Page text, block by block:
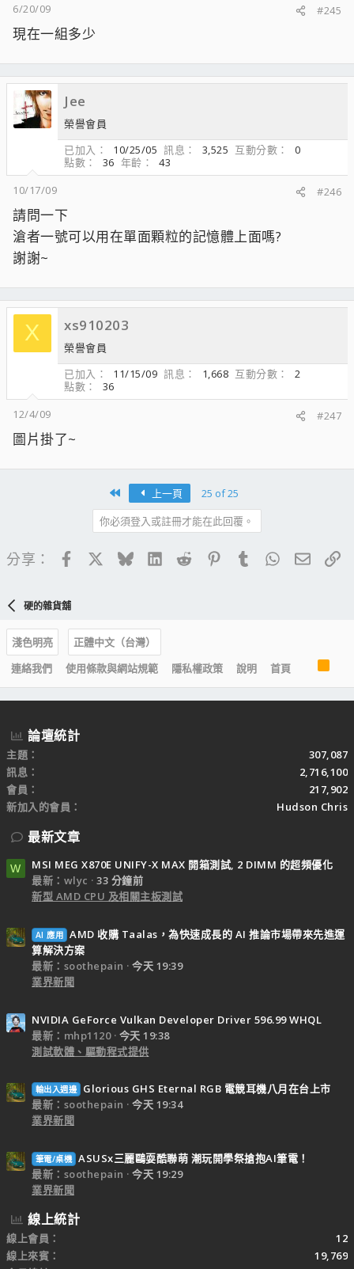
6/20/09
#245
現在一組多少
Jee
榮譽會員
已加入
10/25/05 訊息 3,525 互動分數
0
點數
36 年齡
43
10/17/09
#246
請問一下
滄者一號可以用在單面顆粒的記憶體上面嗎?
謝謝~
X xs910203
榮譽會員
已加入
11/15/09 訊息 1,668 互動分數
2
點數
36
12/4/09
#247
圖片掛了~
上一頁
25 of 25
你必須登入或註冊才能在此回覆。
分享： FacebookBlueskyLinkedIn
Reddit PinterestTumblrWhatsApp
電子
硬的雜貨舖
淺色明亮
正體中文（台灣）
連絡我們
使用條款與網站規範 隱私權政策 說明 首頁
R
S
S
論壇統計
主題
307,087
訊息
2,716,100
會員
217,902
新加入的會員
Hudson Chris
最新文章
W
MSI MEG X870E UNIFY-X MAX 開箱測試, 2 DIMM 的超頻優化
最新：wlyc
33 分鐘前
新型 AMD CPU 及相關主板測試
AI 應用 AMD 收購 Taalas，為快速成長的 AI 推論市場帶來先進運
算解決方案
最新：soothepain
今天 19:39
業界新聞
NVIDIA GeForce Vulkan Developer Driver 596.99 WHQL
最新：mhp1120
今天 19:38
測試軟體、驅動程式提供
輸出入週邊
Glorious GHS Eternal RGB 電競耳機八月在台上市
最新：soothepain
今天 19:34
業界新聞
筆電/桌機 ASUSx三麗鷗耍酷聯萌 潮玩開學祭搶抱AI筆電！
最新：soothepain
今天 19:29
業界新聞
線上統計
線上會員
12
線上來賓
19,769